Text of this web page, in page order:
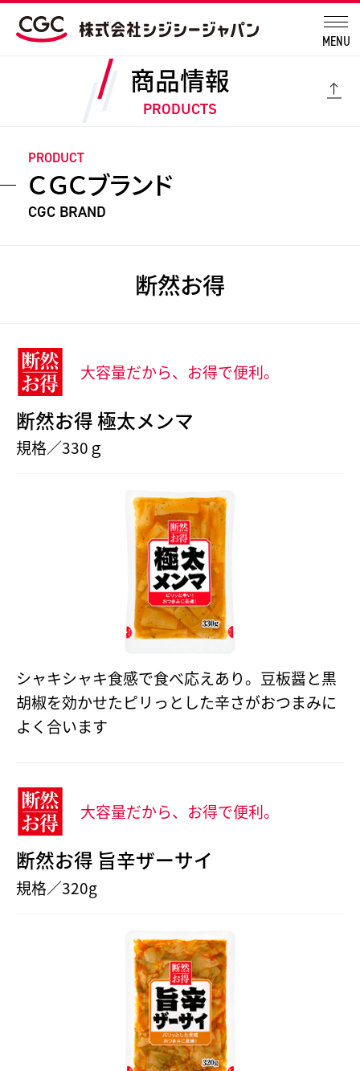
MENU
商品情報
PRODUCTS
PRODUCT
ＣＧＣブランド
CGC BRAND
断然お得
大容量だから、お得で便利。
断然お得 極太メンマ
規格／330ｇ
シャキシャキ食感で食べ応えあり。豆板醤と黒
胡椒を効かせたピリっとした辛さがおつまみに
よく合います
大容量だから、お得で便利。
断然お得 旨辛ザーサイ
規格／320g